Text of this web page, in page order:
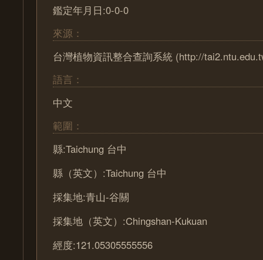
鑑定年月日:0-0-0
來源：
台灣植物資訊整合查詢系統 (http://
語言：
中文
範圍：
縣:Taichung 台中
縣（英文）:Taichung 台中
採集地:青山-谷關
採集地（英文）:Chingshan-Kukuan
經度:121.05305555556